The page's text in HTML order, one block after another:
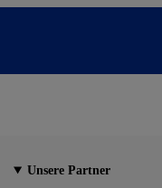
Unsere Partner